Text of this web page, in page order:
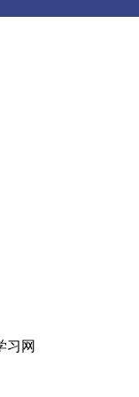
习网